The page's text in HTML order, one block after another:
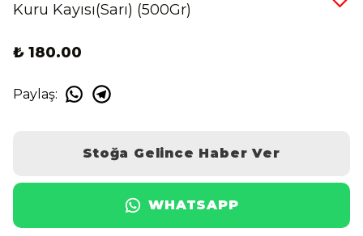
Kuru Kayısı(Sarı) (500Gr)
₺ 180.00
Paylaş:
Stoğa Gelince Haber Ver
WHATSAPP